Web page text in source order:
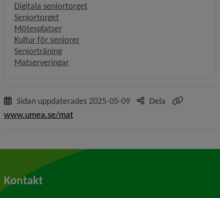
Digitala seniortorget
Seniortorget
Mötesplatser
Kultur för seniorer
Seniorträning
Matserveringar
Sidan uppdaterades 2025-05-09
Dela
www.umea.se/mat
Kontakt